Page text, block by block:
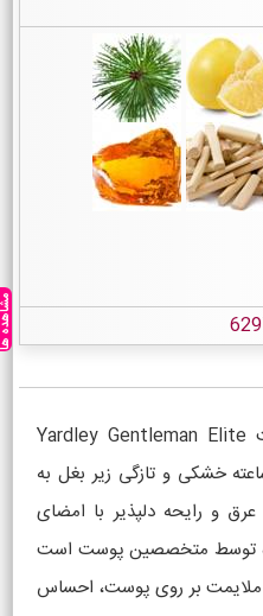
رول ضدتعریق یاردلی جنتلمن الیت Yardley Gentleman Elite
فرمول محافظت کننده 48 ساعته خشکی و تازگی زیر بغل به
و رایحه دلپذیر با امضای
توسط متخصصین پوست است
بر روی پوست، احساس